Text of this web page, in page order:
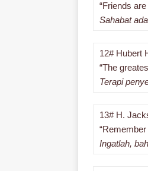
“Friends
Sahabat
12# Hubert
“The
Terapi
13# H.
Ingatlah,